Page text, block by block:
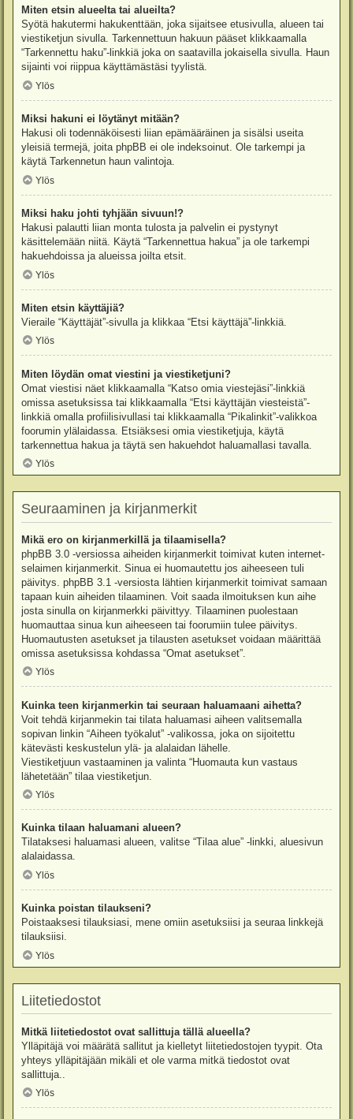
Miten etsin alueelta tai alueilta?
Syötä hakutermi hakukenttään, joka sijaitsee etusivulla, alueen tai
viestiketjun sivulla. Tarkennettuun hakuun pääset klikkaamalla
“Tarkennettu haku”-linkkiä joka on saatavilla jokaisella sivulla. Haun
sijainti voi riippua käyttämästäsi tyylistä.
Ylös
Miksi hakuni ei löytänyt mitään?
Hakusi oli todennäköisesti liian epämääräinen ja sisälsi useita
yleisiä termejä, joita phpBB ei ole indeksoinut. Ole tarkempi ja
käytä Tarkennetun haun valintoja.
Ylös
Miksi haku johti tyhjään sivuun!?
Hakusi palautti liian monta tulosta ja palvelin ei pystynyt
käsittelemään niitä. Käytä “Tarkennettua hakua” ja ole tarkempi
hakuehdoissa ja alueissa joilta etsit.
Ylös
Miten etsin käyttäjiä?
Vieraile “Käyttäjät”-sivulla ja klikkaa “Etsi käyttäjä”-linkkiä.
Ylös
Miten löydän omat viestini ja viestiketjuni?
Omat viestisi näet klikkaamalla “Katso omia viestejäsi”-linkkiä
omissa asetuksissa tai klikkaamalla “Etsi käyttäjän viesteistä”-
linkkiä omalla profiilisivullasi tai klikkaamalla “Pikalinkit”-valikkoa
foorumin ylälaidassa. Etsiäksesi omia viestiketjuja, käytä
tarkennettua hakua ja täytä sen hakuehdot haluamallasi tavalla.
Ylös
Seuraaminen ja kirjanmerkit
Mikä ero on kirjanmerkillä ja tilaamisella?
phpBB 3.0 -versiossa aiheiden kirjanmerkit toimivat kuten internet-
selaimen kirjanmerkit. Sinua ei huomautettu jos aiheeseen tuli
päivitys. phpBB 3.1 -versiosta lähtien kirjanmerkit toimivat samaan
tapaan kuin aiheiden tilaaminen. Voit saada ilmoituksen kun aihe
josta sinulla on kirjanmerkki päivittyy. Tilaaminen puolestaan
huomauttaa sinua kun aiheeseen tai foorumiin tulee päivitys.
Huomautusten asetukset ja tilausten asetukset voidaan määrittää
omissa asetuksissa kohdassa “Omat asetukset”.
Ylös
Kuinka teen kirjanmerkin tai seuraan haluamaani aihetta?
Voit tehdä kirjanmekin tai tilata haluamasi aiheen valitsemalla
sopivan linkin “Aiheen työkalut” -valikossa, joka on sijoitettu
kätevästi keskustelun ylä- ja alalaidan lähelle.
Viestiketjuun vastaaminen ja valinta “Huomauta kun vastaus
lähetetään” tilaa viestiketjun.
Ylös
Kuinka tilaan haluamani alueen?
Tilataksesi haluamasi alueen, valitse “Tilaa alue” -linkki, aluesivun
alalaidassa.
Ylös
Kuinka poistan tilaukseni?
Poistaaksesi tilauksiasi, mene omiin asetuksiisi ja seuraa linkkejä
tilauksiisi.
Ylös
Liitetiedostot
Mitkä liitetiedostot ovat sallittuja tällä alueella?
Ylläpitäjä voi määrätä sallitut ja kielletyt liitetiedostojen tyypit. Ota
yhteys ylläpitäjään mikäli et ole varma mitkä tiedostot ovat
sallittuja..
Ylös